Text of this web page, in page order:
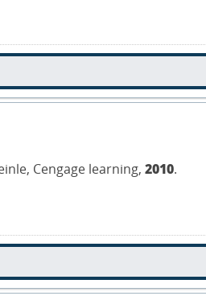
Cengage learning, 2010.